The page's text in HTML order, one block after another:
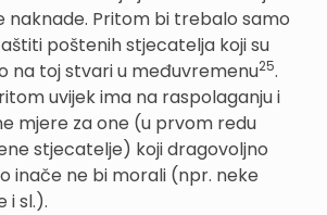
naknade. Pritom bi trebalo samo
poštenih stjecatelja koji su
na toj stvari u međuvremenu25.
uvijek ima na raspolaganju i
mjere za one (u prvom redu
stjecatelje) koji dragovoljno
inače ne bi morali (npr. neke
i sl.).